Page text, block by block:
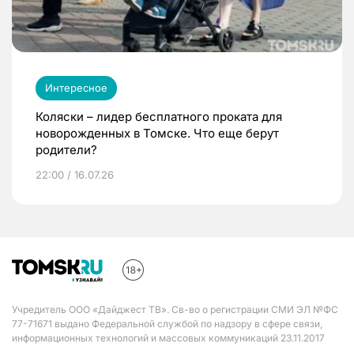
Интересное
Коляски – лидер бесплатного проката для
новорожденных в Томске. Что еще берут
родители?
22:00 / 16.07.26
Учредитель ООО «Дайджест ТВ». Св-во о регистрации СМИ ЭЛ №ФС
77-71671 выдано Федеральной службой по надзору в сфере связи,
информационных технологий и массовых коммуникаций 23.11.2017